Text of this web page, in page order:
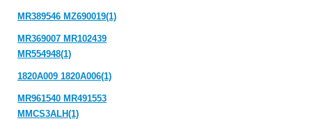
MR389546 MZ690019(1)
MR369007 MR102439
MR554948(1)
1820A009 1820A006(1)
MR961540 MR491553
MMCS3ALH(1)